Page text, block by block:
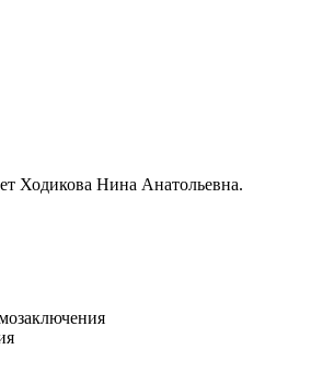
Ходикова Нина Анатольевна.